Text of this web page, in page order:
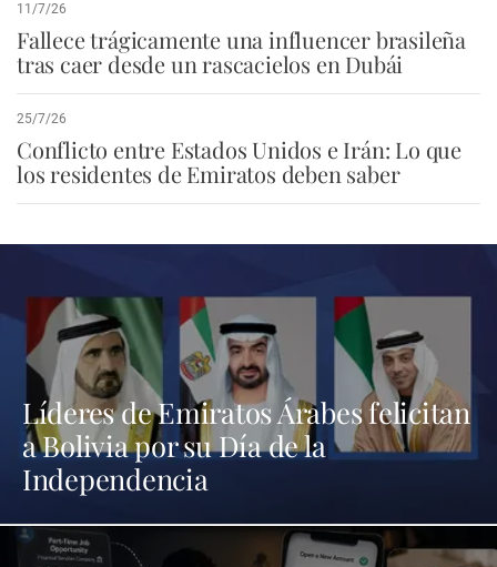
11/7/26
Fallece trágicamente una influencer brasileña
tras caer desde un rascacielos en Dubái
25/7/26
Conflicto entre Estados Unidos e Irán: Lo que
los residentes de Emiratos deben saber
Líderes de Emiratos Árabes felicitan
a Bolivia por su Día de la
Independencia